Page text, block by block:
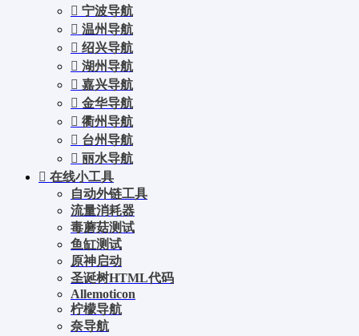
宁波导航
温州导航
绍兴导航
湖州导航
嘉兴导航
金华导航
衢州导航
台州导航
丽水导航
在线小工具
自动外链工具
流量消耗器
毒蘑菇测试
鱼缸测试
原神启动
圣诞树HTML代码
Allemoticon
柠檬导航
奈导航